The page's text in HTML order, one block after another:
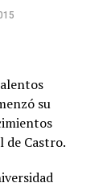
su
de Castro.